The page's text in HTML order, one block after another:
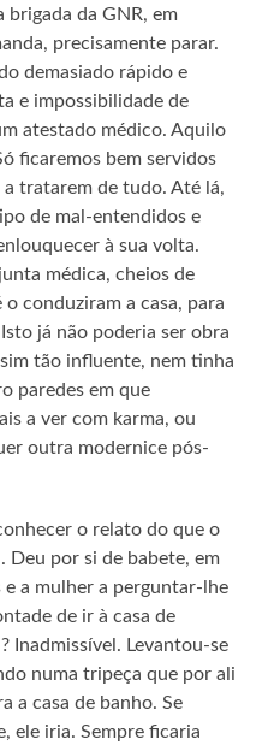
brigada da GNR, em
precisamente parar.
demasiado rápido e
e impossibilidade de
atestado médico. Aquilo
ficaremos bem servidos
tratarem de tudo. Até lá,
de mal-entendidos e
à sua volta.
médica, cheios de
conduziram a casa, para
já não poderia ser obra
tão influente, nem tinha
paredes em que
a ver com karma, ou
outra modernice pós-
o relato do que o
Deu por si de babete, em
a mulher a perguntar-lhe
de ir à casa de
Inadmissível. Levantou-se
numa tripeça que por ali
a casa de banho. Se
ele iria. Sempre ficaria